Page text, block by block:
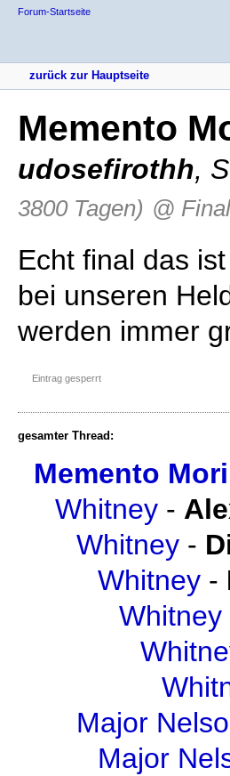
Forum-Startseite
zurück zur Hauptseite
Memento
udosefirothh,
3800 Tagen) @
Echt final das
bei unseren
werden immer
Eintrag gesperrt
gesamter Thread:
Memento Mori
Whitney -
Whitney -
Whitney -
Whitney
Major
Major